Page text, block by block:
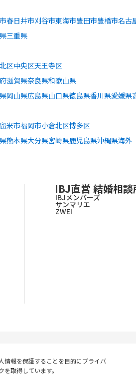
春日井市刈谷市東海市豊田市豊橋市名古
三重県
北区中央区天王寺区
滋賀県奈良県和歌山県
岡山県広島県山口県徳島県香川県愛媛県
米市福岡市小倉北区博多区
熊本県大分県宮崎県鹿児島県沖縄県海外
IBJ直営 結婚相談
IBJメンバーズ
サンマリエ
ZWEI
情報を保護することを目的にプライバ
を取得しています。